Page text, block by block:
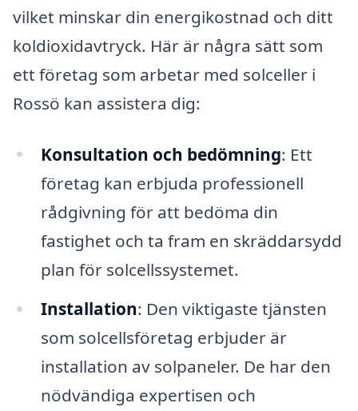
vilket minskar din energikostnad och ditt
koldioxidavtryck. Här är några sätt som
ett företag som arbetar med solceller i
Rossö kan assistera dig:
Konsultation och bedömning: Ett
företag kan erbjuda professionell
rådgivning för att bedöma din
fastighet och ta fram en skräddarsydd
plan för solcellssystemet.
Installation: Den viktigaste tjänsten
som solcellsföretag erbjuder är
installation av solpaneler. De har den
nödvändiga expertisen och